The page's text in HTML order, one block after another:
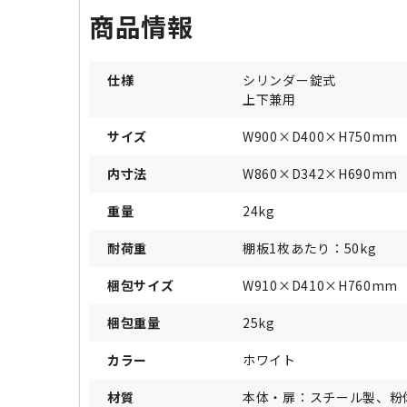
商品情報
仕様
シリンダー錠式
上下兼用
サイズ W900×D400×H750mm
内寸法 W860×D342×H690mm
重量 24kg
耐荷重 棚板1枚あたり：50kg
梱包サイズ W910×D410×H760mm
梱包重量 25kg
カラー ホワイト
材質
本体・扉：スチール製、粉